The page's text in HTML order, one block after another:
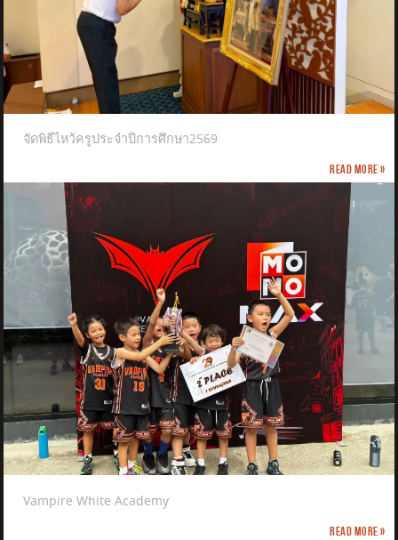
จัดพิธีไหว้ครูประจำปีการศึกษา2569
Read more »
Vampire White Academy
Read more »